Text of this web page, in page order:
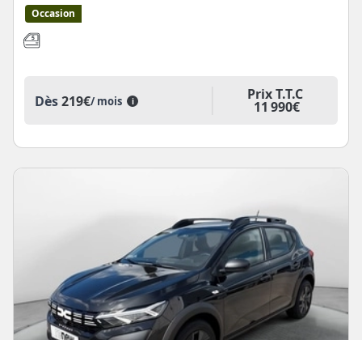
Occasion
Dès219€/ mois i Prix T.T.C
11 990€